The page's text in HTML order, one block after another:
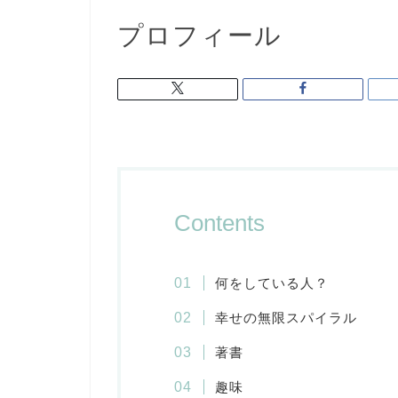
プロフィール
Contents
何をしている人？
幸せの無限スパイラル
著書
趣味